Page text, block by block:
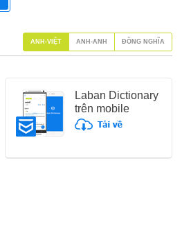
Laban Dictionary
trên mobile
ANH-VIỆT ANH-ANH ĐỒNG NGHĨA